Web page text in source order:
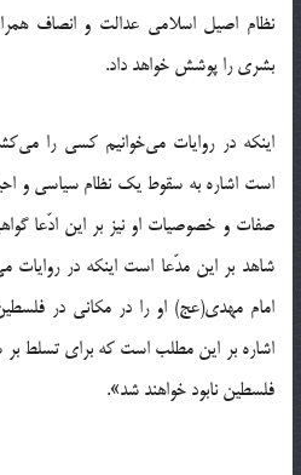
نظام اصیل اسلامى عدالت و انصاف
بشرى را پوشش خواهد داد.
اینکه در روایات مى‌خوانیم کسى را
است اشاره به سقوط یک نظام سیاسى و
صفات و خصوصیات او نیز بر این ادّعا
شاهد بر این مدّعا است اینکه در
امام مهدى(عج) او را در مکانى در
اشاره بر این مطلب است که براى تسلط بر
فلسطین نابود خواهند شد».